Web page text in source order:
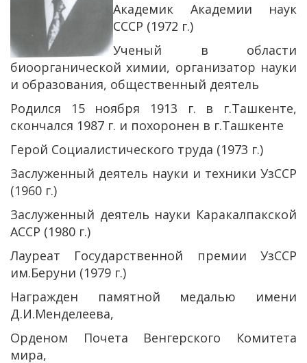
Академик Академии наук
СССР (1972 г.)
Ученый в области
биоорганической химии, организатор науки
и образования, общественный деятель
Родился 15 ноября 1913 г. в г.Ташкенте,
скончался 1987 г. и похоронен в г.Ташкенте
Герой Социалистического труда (1973 г.)
Заслуженный деятель науки и техники УзССР
(1960 г.)
Заслуженный деятель науки Каракалпакской
АССР (1980 г.)
Лауреат Государственной премии УзССР
им.Беруни (1979 г.)
Награжден памятной медалью имени
Д.И.Менделеева,
Орденом Почета Венгерского Комитета
мира,